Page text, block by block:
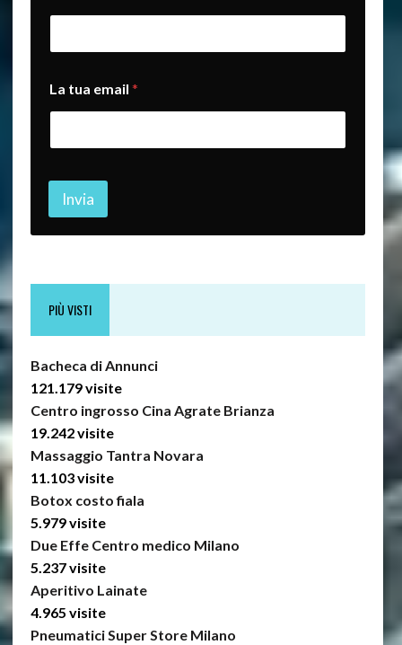
a
l
u
a
e
a
l
La tua email *
Invia
PIÙ VISTI
Bacheca di Annunci
121.179 visite
Centro ingrosso Cina Agrate Brianza
19.242 visite
Massaggio Tantra Novara
11.103 visite
Botox costo fiala
5.979 visite
Due Effe Centro medico Milano
5.237 visite
Aperitivo Lainate
4.965 visite
Pneumatici Super Store Milano